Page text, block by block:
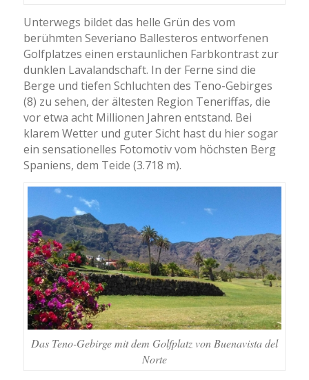
Unterwegs bildet das helle Grün des vom
berühmten Severiano Ballesteros entworfenen
Golfplatzes einen erstaunlichen Farbkontrast zur
dunklen Lavalandschaft. In der Ferne sind die
Berge und tiefen Schluchten des Teno-Gebirges
(8) zu sehen, der ältesten Region Teneriffas, die
vor etwa acht Millionen Jahren entstand. Bei
klarem Wetter und guter Sicht hast du hier sogar
ein sensationelles Fotomotiv vom höchsten Berg
Spaniens, dem Teide (3.718 m).
Das Teno-Gebirge mit dem Golfplatz von Buenavista del
Norte